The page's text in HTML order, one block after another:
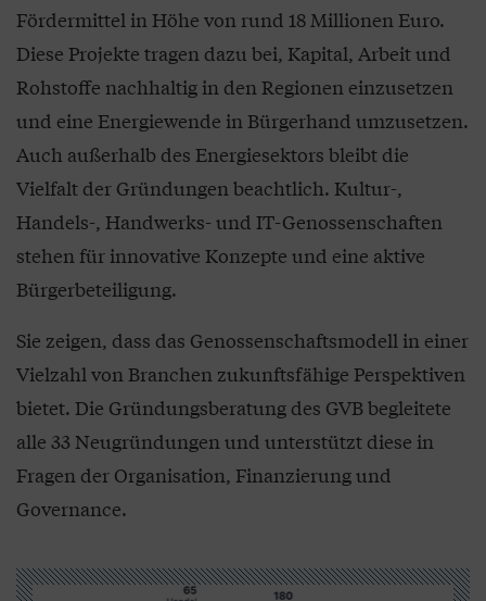
Fördermittel in Höhe von rund 18 Millionen Euro.
Diese Projekte tragen dazu bei, Kapital, Arbeit und
Rohstoffe nachhaltig in den Regionen einzusetzen
und eine Energiewende in Bürgerhand umzusetzen.
Auch außerhalb des Energiesektors bleibt die
Vielfalt der Gründungen beachtlich. Kultur-,
Handels-, Handwerks- und IT-Genossenschaften
stehen für innovative Konzepte und eine aktive
Bürgerbeteiligung.
Sie zeigen, dass das Genossenschaftsmodell in einer
Vielzahl von Branchen zukunftsfähige Perspektiven
bietet. Die Gründungsberatung des GVB begleitete
alle 33 Neugründungen und unterstützt diese in
Fragen der Organisation, Finanzierung und
Governance.